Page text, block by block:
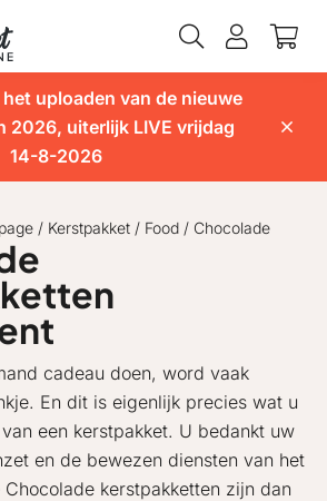
uploaden van de nieuwe
2026, uiterlijk LIVE vrijdag
14-8-2026
/ Kerstpakket / Food / Chocolade
cadeau doen, word vaak
En dit is eigenlijk precies wat u
een kerstpakket. U bedankt uw
en de bewezen diensten van het
kerstpakketten zijn dan